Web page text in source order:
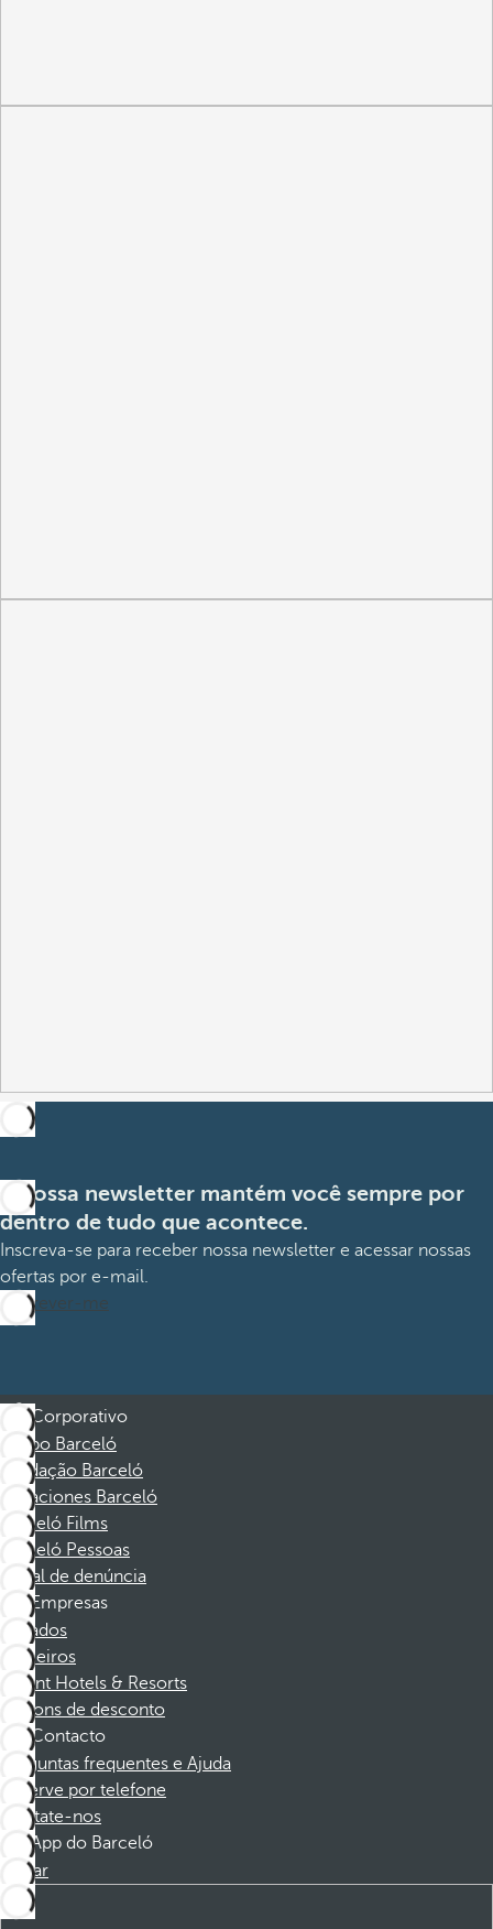
A nossa newsletter mantém você sempre por
dentro de tudo que acontece.
Inscreva-se para receber nossa newsletter e acessar nossas
ofertas por e-mail.
Inscrever-me
Corporativo
Grupo Barceló
Fundação Barceló
Vacaciones Barceló
Barceló Films
Barceló Pessoas
Canal de denúncia
Empresas
Afiliados
Parceiros
Dorint Hotels & Resorts
Cupons de desconto
Contacto
Perguntas frequentes e Ajuda
Reserve por telefone
Contate-nos
App do Barceló
Baixar